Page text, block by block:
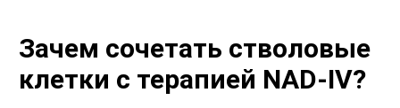
Зачем сочетать стволовые
клетки с терапией NAD-IV?